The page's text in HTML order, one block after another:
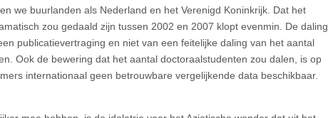
we buurlanden als Nederland en het Verenigd Koninkrijk. Dat het
zou gedaald zijn tussen 2002 en 2007 klopt evenmin. De daling
publicatievertraging en niet van een feitelijke daling van het aantal
Ook de bewering dat het aantal doctoraalstudenten zou dalen, is op
internationaal geen betrouwbare vergelijkende data beschikbaar.